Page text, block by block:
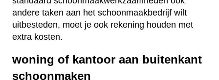
andere taken aan het schoonmaakbedrijf wilt
uitbesteden, moet je ook rekening houden met
extra kosten.
woning of kantoor aan buitenkant
schoonmaken